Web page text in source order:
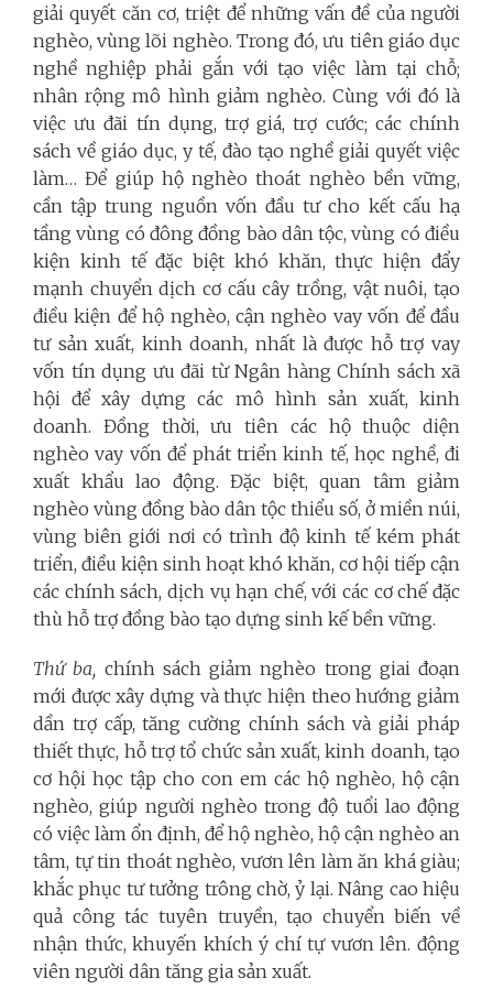
giải quyết căn cơ, triệt để những vấn đề của người
nghèo, vùng lõi nghèo. Trong đó, ưu tiên giáo dục
nghề nghiệp phải gắn với tạo việc làm tại chỗ;
nhân rộng mô hình giảm nghèo. Cùng với đó là
việc ưu đãi tín dụng, trợ giá, trợ cước; các chính
sách về giáo dục, y tế, đào tạo nghề giải quyết việc
làm… Để giúp hộ nghèo thoát nghèo bền vững,
cần tập trung nguồn vốn đầu tư cho kết cấu hạ
tầng vùng có đông đồng bào dân tộc, vùng có điều
kiện kinh tế đặc biệt khó khăn, thực hiện đẩy
mạnh chuyển dịch cơ cấu cây trồng, vật nuôi, tạo
điều kiện để hộ nghèo, cận nghèo vay vốn để đầu
tư sản xuất, kinh doanh, nhất là được hỗ trợ vay
vốn tín dụng ưu đãi từ Ngân hàng Chính sách xã
hội để xây dựng các mô hình sản xuất, kinh
doanh. Đồng thời, ưu tiên các hộ thuộc diện
nghèo vay vốn để phát triển kinh tế, học nghề, đi
xuất khẩu lao động. Đặc biệt, quan tâm giảm
nghèo vùng đồng bào dân tộc thiểu số, ở miền núi,
vùng biên giới nơi có trình độ kinh tế kém phát
triển, điều kiện sinh hoạt khó khăn, cơ hội tiếp cận
các chính sách, dịch vụ hạn chế, với các cơ chế đặc
thù hỗ trợ đồng bào tạo dựng sinh kế bền vững.
Thứ ba, chính sách giảm nghèo trong giai đoạn
mới được xây dựng và thực hiện theo hướng giảm
dần trợ cấp, tăng cường chính sách và giải pháp
thiết thực, hỗ trợ tổ chức sản xuất, kinh doanh, tạo
cơ hội học tập cho con em các hộ nghèo, hộ cận
nghèo, giúp người nghèo trong độ tuổi lao động
có việc làm ổn định, để hộ nghèo, hộ cận nghèo an
tâm, tự tin thoát nghèo, vươn lên làm ăn khá giàu;
khắc phục tư tưởng trông chờ, ỷ lại. Nâng cao hiệu
quả công tác tuyên truyền, tạo chuyển biến về
nhận thức, khuyến khích ý chí tự vươn lên. động
viên người dân tăng gia sản xuất.